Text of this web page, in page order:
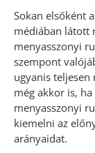
Sokan elsőként
médiában látott
menyasszonyi
szempont
ugyanis
még akkor is,
menyasszonyi
kiemelni az
arányaidat.